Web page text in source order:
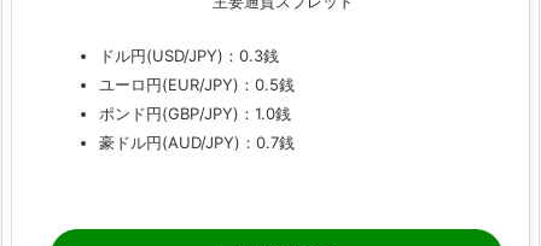
ドル円(USD/JPY)：0.3銭
ユーロ円(EUR/JPY)：0.5銭
ポンド円(GBP/JPY)：1.0銭
豪ドル円(AUD/JPY)：0.7銭